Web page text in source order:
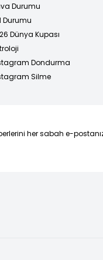
Durumu
Durumu
Dünya Kupası
Dondurma
Silme
her sabah e-